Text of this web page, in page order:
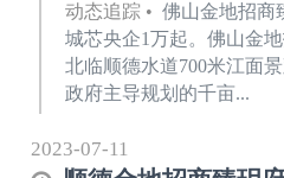
动态追踪 • 佛山金地招商
城芯央企1万起。佛山金
北临顺德水道700米江面
政府主导规划的千亩...
2023-07-11